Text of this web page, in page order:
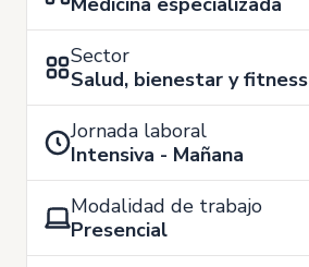
Sector
Salud, bienestar y fitness
Jornada laboral
Intensiva - Mañana
Modalidad de trabajo
Presencial